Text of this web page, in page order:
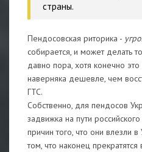
страны.
Пендосовская риторика -
собирается, и может делать
давно пора, хотя конечно
наверняка дешевле, чем
ГТС.
Собственно, для пендосов
задвижка на пути
причин того, что они влезли
том, что наконец прекратятся